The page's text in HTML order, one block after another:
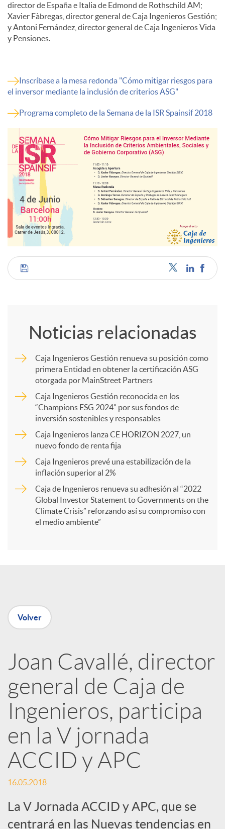
director de España e Italia de Edmond de Rothschild AM;
Xavier Fàbregas, director general de Caja Ingenieros Gestión;
y Antoni Fernández, director general de Caja Ingenieros Vida
y Pensiones.
Inscríbase a la mesa redonda "Cómo mitigar riesgos para
el inversor mediante la inclusión de criterios ASG"
Programa completo de la Semana de la ISR Spainsif 2018
C
r
n
R
e
d
e
s
S
Noticias relacionadas
Caja Ingenieros Gestión renueva su posición como
primera Entidad en obtener la certificación ASG
otorgada por MainStreet Partners
Caja Ingenieros Gestión reconocida en los
“Champions ESG 2024” por sus fondos de
inversión sostenibles y responsables
Caja Ingenieros lanza CE HORIZON 2027, un
nuevo fondo de renta fija
Caja Ingenieros prevé una estabilización de la
inflación superior al 2%
Caja de Ingenieros renueva su adhesión al “2022
Global Investor Statement to Governments on the
Climate Crisis” reforzando así su compromiso con
el medio ambiente”
Volver
Joan Cavallé, director
general de Caja de
Ingenieros, participa
en la V jornada
ACCID y APC
16.05.2018
La V Jornada ACCID y APC, que se
centrará en las Nuevas tendencias en